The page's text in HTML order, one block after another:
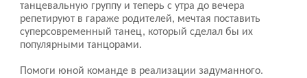
танцевальную группу и теперь с утра до вечера
репетируют в гараже родителей, мечтая поставить
суперсовременный танец, который сделал бы их
популярными танцорами.
Помоги юной команде в реализации задуманного.